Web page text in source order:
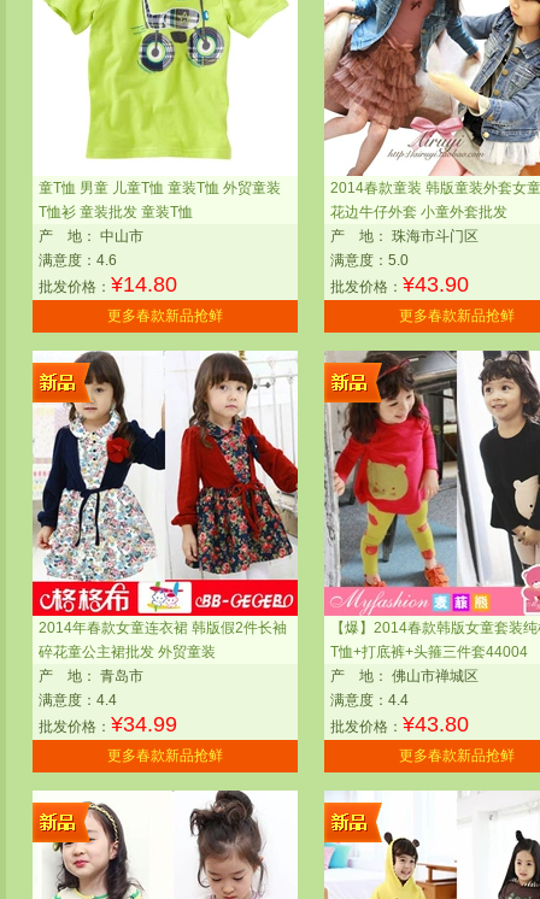
童T恤 男童 儿童T恤 童装T恤 外贸童装
T恤衫 童装批发 童装T恤
产
地： 中山市
满意度：4.6
批发价格： ¥14.80
更多春款新品抢鲜
2014春款童装 韩版童装外套女
花边牛仔外套 小童外套批发
产
地： 珠海市斗门区
满意度：5.0
批发价格： ¥43.90
更多春款新品抢鲜
2014年春款女童连衣裙 韩版假2件长袖
碎花童公主裙批发 外贸童装
产
地： 青岛市
满意度：4.4
批发价格： ¥34.99
更多春款新品抢鲜
【爆】2014春款韩版女童套装
T恤+打底裤+头箍三件套44004
产
地： 佛山市禅城区
满意度：4.4
批发价格： ¥43.80
更多春款新品抢鲜